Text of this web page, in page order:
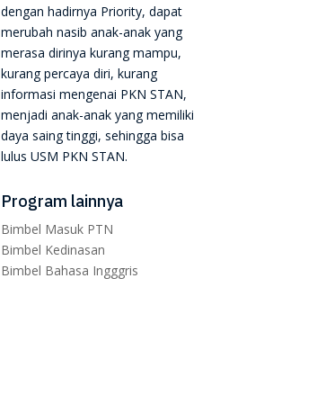
dengan hadirnya Priority, dapat
merubah nasib anak-anak yang
merasa dirinya kurang mampu,
kurang percaya diri, kurang
informasi mengenai PKN STAN,
menjadi anak-anak yang memiliki
daya saing tinggi, sehingga bisa
lulus USM PKN STAN.
Program lainnya
Bimbel Masuk PTN
Bimbel Kedinasan
Bimbel Bahasa Ingggris